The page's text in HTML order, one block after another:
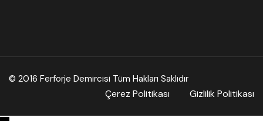
© 2016 Ferforje Demircisi Tüm Hakları Saklıdır
Çerez Politikası Gizlilik Politikası